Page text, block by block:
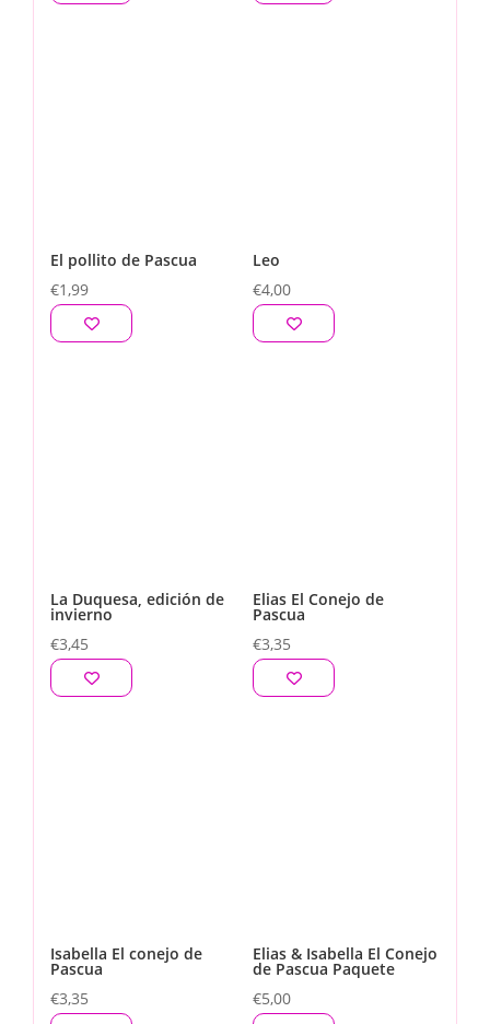
El pollito de Pascua
€1,99
Leo
€4,00
La Duquesa, edición de
invierno
€3,45
Elias El Conejo de
Pascua
€3,35
Isabella El conejo de
Pascua
€3,35
Elias & Isabella El Conejo
de Pascua Paquete
€5,00